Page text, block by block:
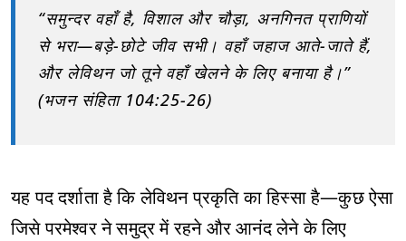
“समुन्दर वहाँ है, विशाल और चौड़ा, अनगिनत प्राणियों
से भरा—बड़े-छोटे जीव सभी। वहाँ जहाज आते-जाते हैं,
और लेविथन जो तूने वहाँ खेलने के लिए बनाया है।”
(भजन संहिता 104:25-26)
यह पद दर्शाता है कि लेविथन प्रकृति का हिस्सा है—कुछ ऐसा
जिसे परमेश्वर ने समुद्र में रहने और आनंद लेने के लिए